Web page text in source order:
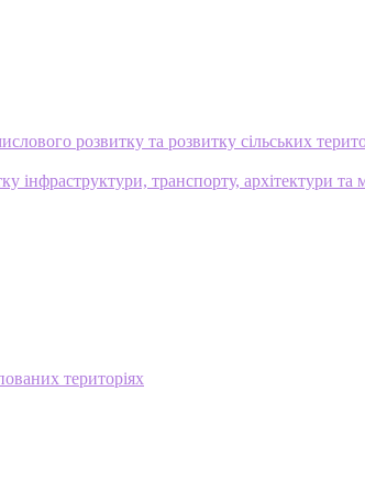
розвитку та розвитку сільських
інфраструктури, транспорту, архітектури та
територіях